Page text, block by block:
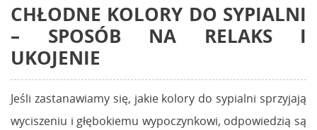
CHŁODNE KOLORY DO SYPIALNI
– SPOSÓB NA RELAKS I
UKOJENIE
Jeśli zastanawiamy się, jakie kolory do sypialni sprzyjają
wyciszeniu i głębokiemu wypoczynkowi, odpowiedzią są